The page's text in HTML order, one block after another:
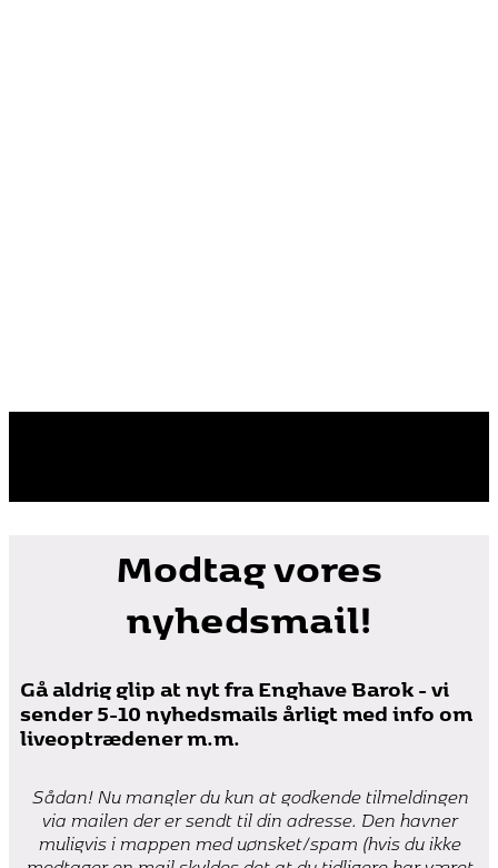
Modtag vores
nyhedsmail!
Gå aldrig glip at nyt fra Enghave Barok - vi
sender 5-10 nyhedsmails årligt med info om
liveoptrædener m.m.
Sådan! Nu mangler du kun at godkende tilmeldingen
via mailen der er sendt til din adresse. Den havner
muligvis i mappen med uønsket/spam (hvis du ikke